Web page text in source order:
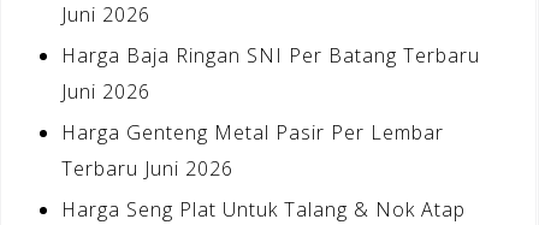
Juni 2026
Harga Baja Ringan SNI Per Batang Terbaru
Juni 2026
Harga Genteng Metal Pasir Per Lembar
Terbaru Juni 2026
Harga Seng Plat Untuk Talang & Nok Atap